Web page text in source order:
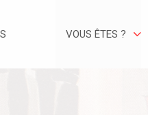
VOUS ÊTES ?